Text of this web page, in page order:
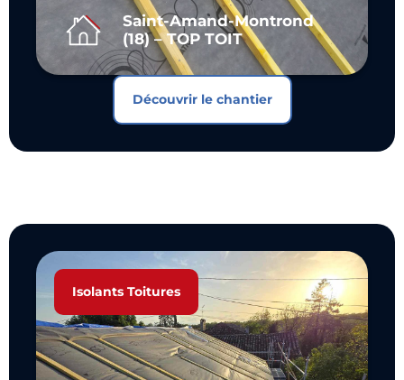
Saint-Amand-Montrond
(18) – TOP TOIT
Découvrir le chantier
Isolants Toitures